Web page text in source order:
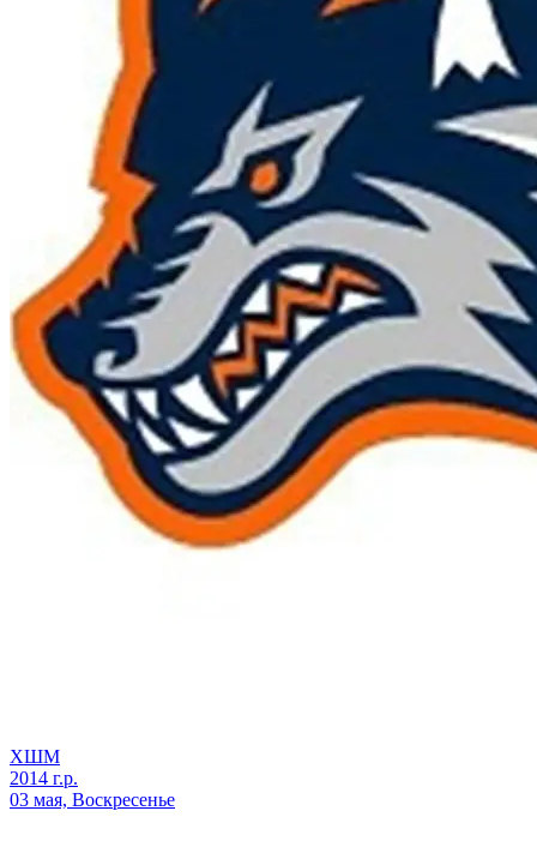
ХШМ
2014 г.р.
03 мая, Воскресенье